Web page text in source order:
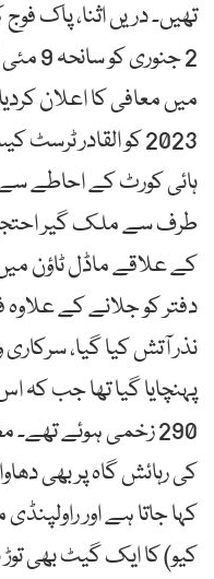
تھیں۔ دریں اثنا، پاک
2023 کو القادر
ہائی کورٹ کے احاطے
طرف سے ملک گیر احتجاج
دفتر کو جلانے کے
نذر آتش کیا گیا،
290 زخمی ہوئے تھے۔
کی رہائش گاہ پر بھی
کہا جاتا ہے اور
کیو) کا ایک گیٹ بھی